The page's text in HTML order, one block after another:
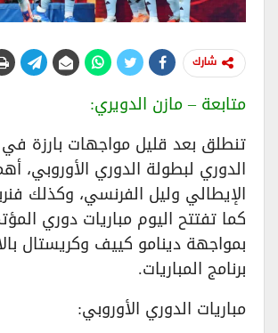
شارك
متابعة – مازن الدويري:
تنطلق بعد قليل مواجهات بارزة في
الدوري لبطولة الدوري الأوروبي،
الإيطالي وليل الفرنسي، وكذلك
كما تفتتح اليوم مباريات دوري
بمواجهة دينامو كييف وكريستال
برنامج المباريات.
مباريات الدوري الأوروبي: